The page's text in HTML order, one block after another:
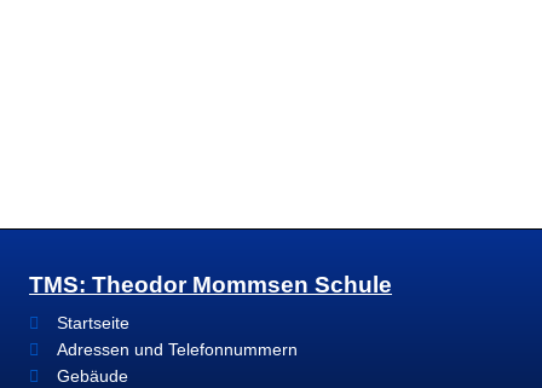
TMS: Theodor Mommsen Schule
Startseite
Adressen und Telefonnummern
Gebäude